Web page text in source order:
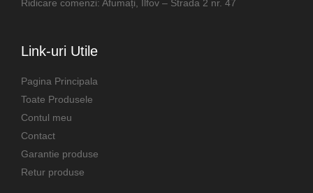
Ridicare comenzi: Afumați, Ilfov – Strada 2 nr. 47
Link-uri Utile
Pagina Principala
Toate Produsele
Contul meu
Contact
Garantie produse
Retur produse